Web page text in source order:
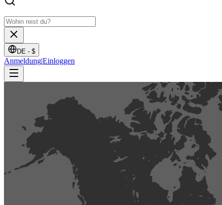
DE - $
Anmeldung|Einloggen